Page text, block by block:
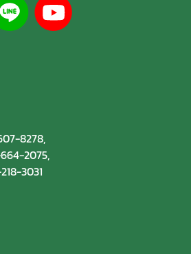
8278,
2075,
3031